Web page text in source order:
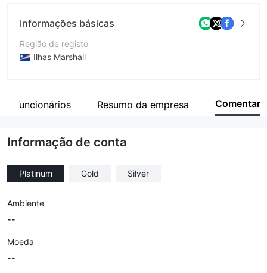
Informações básicas
Região de registo
Ilhas Marshall
Empresa
Funcionários Resumo da empresa Comentar
Informação de conta
Platinum Gold Silver
Ambiente
--
Moeda
--